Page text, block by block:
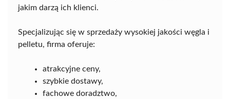
jakim darzą ich klienci.
Specjalizując się w sprzedaży wysokiej jakości węgla i
pelletu, firma oferuje:
atrakcyjne ceny,
szybkie dostawy,
fachowe doradztwo,